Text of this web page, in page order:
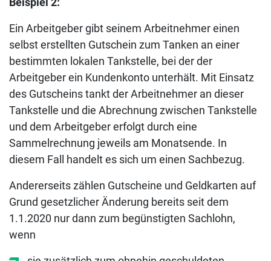
Ein Arbeitgeber gibt seinem Arbeitnehmer einen
selbst erstellten Gutschein zum Tanken an einer
bestimmten lokalen Tankstelle, bei der der
Arbeitgeber ein Kundenkonto unterhält. Mit Einsatz
des Gutscheins tankt der Arbeitnehmer an dieser
Tankstelle und die Abrechnung zwischen Tankstelle
und dem Arbeitgeber erfolgt durch eine
Sammelrechnung jeweils am Monatsende. In
diesem Fall handelt es sich um einen Sachbezug.
Andererseits zählen Gutscheine und Geldkarten auf
Grund gesetzlicher Änderung bereits seit dem
1.1.2020 nur dann zum begünstigten Sachlohn,
wenn